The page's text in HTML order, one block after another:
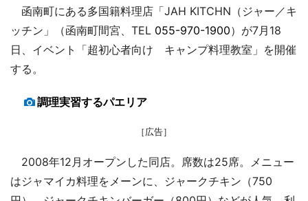
函南町にある多国籍料理店「JAH KITCHN（ジャー／キ
ッチン」（函南町間宮、TEL 055-970-1900）が7月18
日、イベント「超初心者向け キャンプ料理教室」を開催
する。
調理実習するパエリア
［広告］
2008年12月オープンした同店。席数は25席。メニュー
はジャマイカ料理をメーンに、ジャークチキン（750